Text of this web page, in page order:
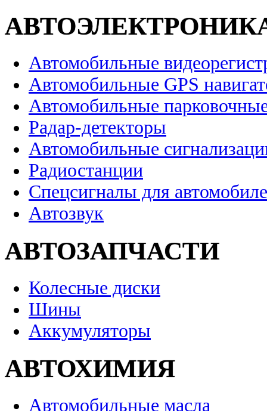
Автомобильные
Автомобильные GPS
Автомобильные
Радар-детекторы
Автомобильные
Радиостанции
Спецсигналы для
Автозвук
АВТОЗАПЧАСТИ
Колесные диски
Шины
Аккумуляторы
АВТОХИМИЯ
Автомобильные масла